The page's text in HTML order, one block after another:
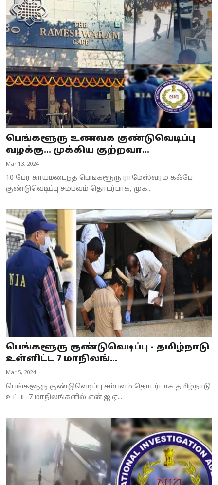
பெங்களூரு உணவக குண்டுவெடிப்பு
வழக்கு... முக்கிய குற்றவா...
Mar 13, 2024
10 பேர் காயமடைந்த பெங்களூரு ராமேஸ்வரம் கஃபே
குண்டுவெடிப்பு சம்பவம் தொடர்பாக, முக...
பெங்களூரு குண்டுவெடிப்பு - தமிழ்நாடு
உள்ளிட்ட 7 மாநிலங்...
Mar 5, 2024
பெங்களூரு குண்டுவெடிப்பு சம்பவம் தொடர்பாக தமிழ்நாடு
உட்பட 7 மாநிலங்களில் என்.ஐ.ஏ...